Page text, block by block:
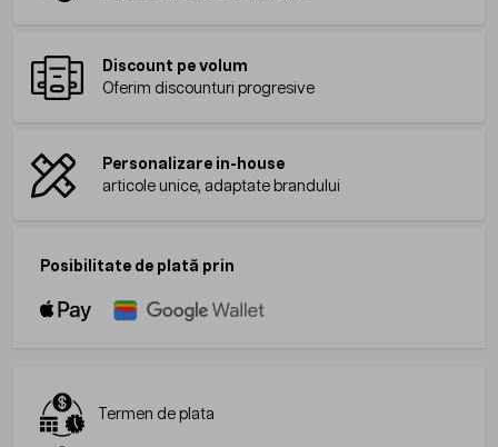
Discount pe volum
Oferim discounturi progresive
Personalizare in-house
articole unice, adaptate brandului
Posibilitate de plată prin
Termen de plata